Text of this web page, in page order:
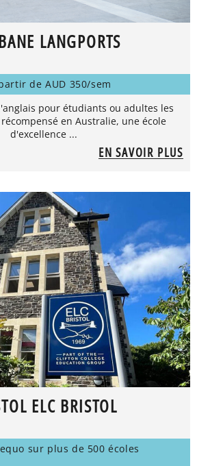
LANGPORTS
de AUD 350/sem
pour étudiants ou adultes les
en Australie, une école
d'excellence ...
EN SAVOIR PLUS
ELC BRISTOL
sur plus de 500 écoles